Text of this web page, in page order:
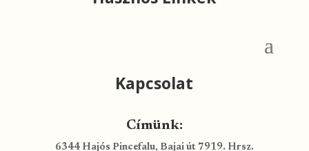
Kapcsolat
Címünk:
6344 Hajós Pincefalu, Bajai út 7919. Hrsz.